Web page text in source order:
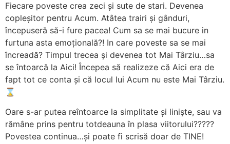
Fiecare poveste crea zeci și sute de stari. Devenea
copleșitor pentru Acum. Atâtea trairi și gânduri,
începuseră să-i fure pacea! Cum sa se mai bucure in
furtuna asta emoțională?! In care poveste sa se mai
încreadă? Timpul trecea și devenea tot Mai Târziu…sa
se întoarcă la Aici! Începea să realizeze că Aici era de
fapt tot ce conta și că locul lui Acum nu este Mai Târziu.
⌛
Oare s-ar putea reîntoarce la simplitate și liniște, sau va
rămâne prins pentru totdeauna în plasa viitorului?????
Povestea continua…și poate fi scrisă doar de TINE!